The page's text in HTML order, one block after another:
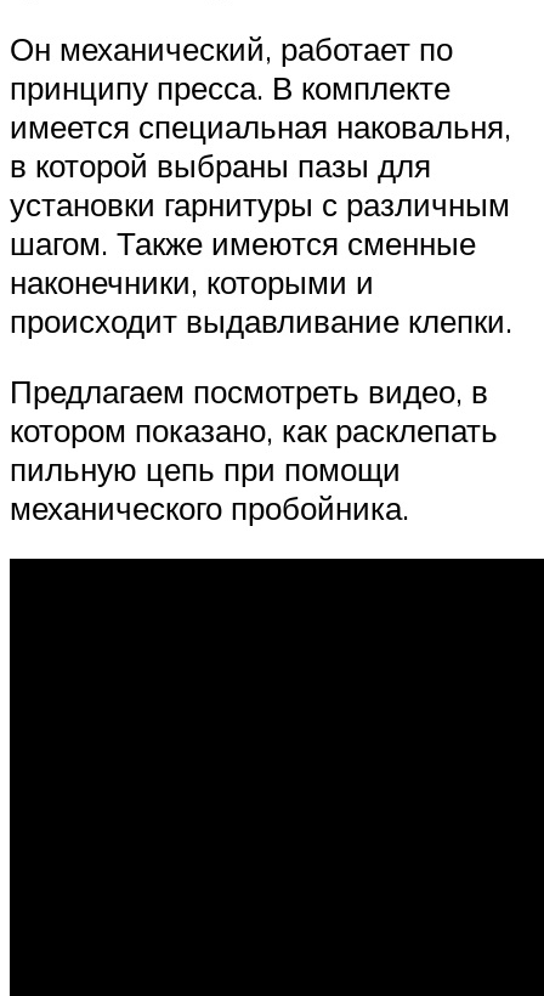
Он механический, работает по
принципу пресса. В комплекте
имеется специальная наковальня,
в которой выбраны пазы для
установки гарнитуры с различным
шагом. Также имеются сменные
наконечники, которыми и
происходит выдавливание клепки.
Предлагаем посмотреть видео, в
котором показано, как расклепать
пильную цепь при помощи
механического пробойника.